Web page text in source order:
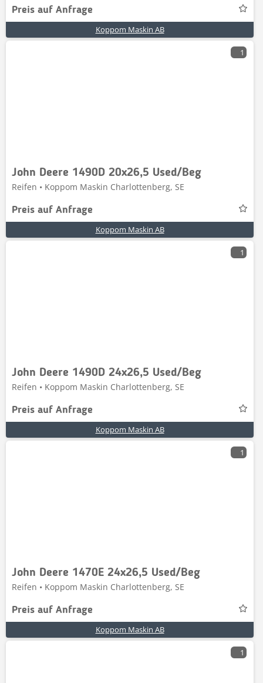
Preis auf Anfrage
Koppom Maskin AB
1
John Deere 1490D 20x26,5 Used/Beg
Reifen • Koppom Maskin Charlottenberg, SE
Preis auf Anfrage
Koppom Maskin AB
1
John Deere 1490D 24x26,5 Used/Beg
Reifen • Koppom Maskin Charlottenberg, SE
Preis auf Anfrage
Koppom Maskin AB
1
John Deere 1470E 24x26,5 Used/Beg
Reifen • Koppom Maskin Charlottenberg, SE
Preis auf Anfrage
Koppom Maskin AB
1